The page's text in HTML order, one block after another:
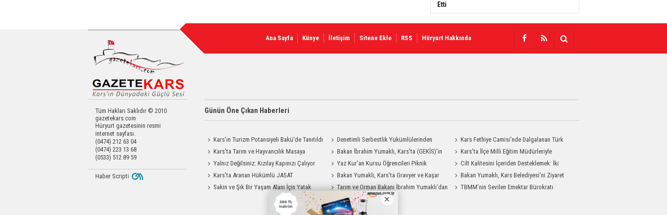
Etti
Ana Sayfa Künye İletişim Sitene Ekle RSS Hüryurt Hakkında
Tüm Hakları Saklıdır © 2010
gazetekars.com
Hüryurt gazetesinin resmi
internet sayfası.
(0474) 212 63 04
(0474) 223 13 68
(0533) 512 89 59
Günün Öne Çıkan Haberleri
Kars'ın Turizm Potansiyeli Bakü'de Tanıtıldı
Denetimli Serbestlik Yükümlülerinden
Okula Temizlik Desteği
Kars Fethiye Camisi'nde Dalgalanan Türk
Bayrağı Görenlerin Beğenisini Topladı
Kars'ta Tarım ve Hayvancılık Masaya
Yatırıldı
Bakan İbrahim Yumaklı, Kars'ta (GEKİS)'in
ilk uygulamasını başlattı
Kars'ta İlçe Milli Eğitim Müdürleriyle
Değerlendirme Toplantısı
Yalnız Değilsiniz: Kızılay Kapınızı Çalıyor
Yaz Kur'an Kursu Öğrencileri Piknik
Coşkusu Yaşadı
Cilt Kalitesini İçeriden Desteklemek: İki
Enjeksiyon Uygulamasının Karşılaştırması
Kars'ta Aranan Hükümlü JASAT
Operasyonuyla Yakalandı
Bakan Yumaklı, Kars'ta Gravyer ve Kaşar
Üretim Tesisini Ziyaret Etti
Bakan Yumaklı, Kars Belediyesi'ni Ziyaret
Etti
Sakin ve Şık Bir Yaşam Alanı İçin Yatak
Odası Modelleri Savenis.com’da!
Tarım ve Orman Bakanı İbrahim Yumaklı'dan
Kars Valiliği'ne Ziyaret
TBMM’nin Sevilen Emektar Bürokratı
Haber Scripti